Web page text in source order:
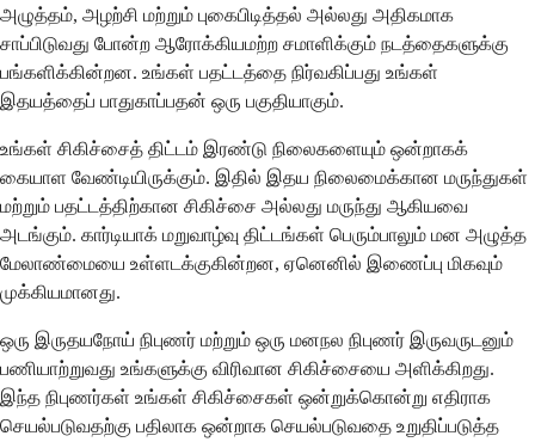
அழுத்தம், அழற்சி மற்றும் புகைபிடித்தல் அல்லது அதிகமாக
சாப்பிடுவது போன்ற ஆரோக்கியமற்ற சமாளிக்கும் நடத்தைகளுக்கு
பங்களிக்கின்றன. உங்கள் பதட்டத்தை நிர்வகிப்பது உங்கள்
இதயத்தைப் பாதுகாப்பதன் ஒரு பகுதியாகும்.
உங்கள் சிகிச்சைத் திட்டம் இரண்டு நிலைகளையும் ஒன்றாகக்
கையாள வேண்டியிருக்கும். இதில் இதய நிலைமைக்கான மருந்துகள்
மற்றும் பதட்டத்திற்கான சிகிச்சை அல்லது மருந்து ஆகியவை
அடங்கும். கார்டியாக் மறுவாழ்வு திட்டங்கள் பெரும்பாலும் மன அழுத்த
மேலாண்மையை உள்ளடக்குகின்றன, ஏனெனில் இணைப்பு மிகவும்
முக்கியமானது.
ஒரு இருதயநோய் நிபுணர் மற்றும் ஒரு மனநல நிபுணர் இருவருடனும்
பணியாற்றுவது உங்களுக்கு விரிவான சிகிச்சையை அளிக்கிறது.
இந்த நிபுணர்கள் உங்கள் சிகிச்சைகள் ஒன்றுக்கொன்று எதிராக
செயல்படுவதற்கு பதிலாக ஒன்றாக செயல்படுவதை உறுதிப்படுத்த